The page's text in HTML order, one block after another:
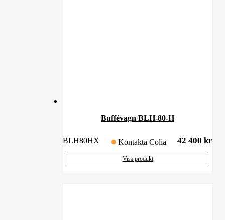
Buffévagn BLH-80-H
BLH80HX Kontakta Colia 42 400 kr
Visa produkt